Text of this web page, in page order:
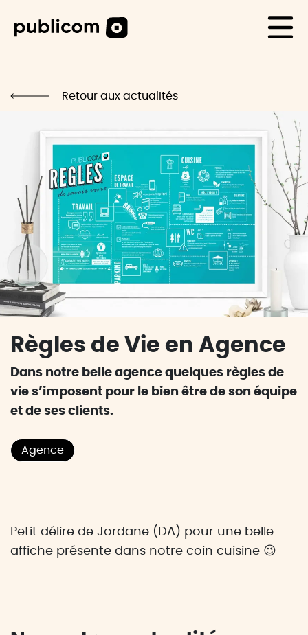
CAS CLIENTS
Blog
Carrière
Contact
Retour aux actualités
Règles de Vie en Agence
Dans notre belle agence quelques règles de
vie s’imposent pour le bien être de son équipe
et de ses clients.
Agence
Petit délire de Jordane (DA) pour une belle
affiche présente dans notre coin cuisine 😉